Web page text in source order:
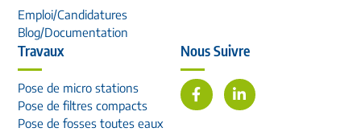
Emploi/Candidatures
Blog/Documentation
Travaux
Pose de micro stations
Pose de filtres compacts
Pose de fosses toutes eaux
Nous Suivre